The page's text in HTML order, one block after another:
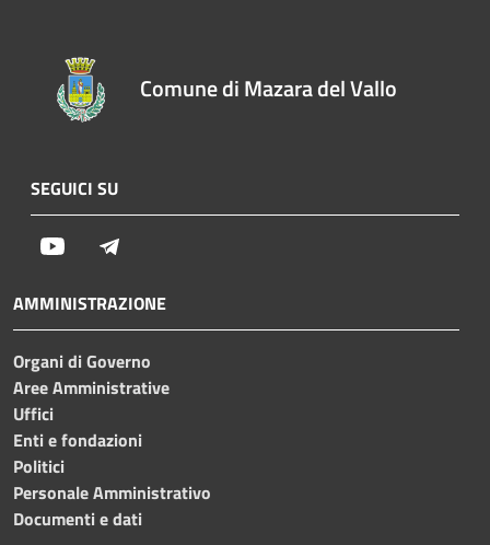
Comune di Mazara del Vallo
SEGUICI SU
Youtube
AMMINISTRAZIONE
Organi di Governo
Aree Amministrative
Uffici
Enti e fondazioni
Politici
Personale Amministrativo
Documenti e dati